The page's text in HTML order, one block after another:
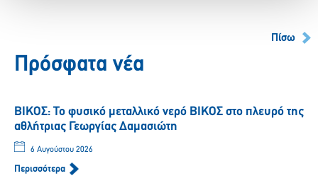
Πίσω
Πρόσφατα νέα
ΒΙΚΟΣ: Το φυσικό μεταλλικό νερό ΒΙΚΟΣ στο πλευρό της
αθλήτριας Γεωργίας Δαμασιώτη
6 Αυγούστου 2026
Περισσότερα